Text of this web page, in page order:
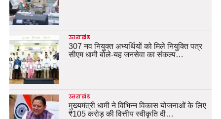
उत्तराखंड
307 नव नियुक्त अभ्यर्थियों को मिले नियुक्ति पत्र
सीएम धामी बोले-यह जनसेवा का संकल्प…
उत्तराखंड
मुख्यमंत्री धामी ने विभिन्न विकास योजनाओं के लिए
₹105 करोड़ की वित्तीय स्वीकृति दी…